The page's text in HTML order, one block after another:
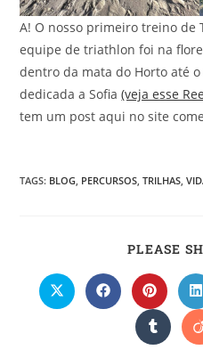
A! O nosso primeiro treino de
equipe de triathlon foi na
dentro da mata do Horto até
dedicada a Sofia(veja esse
tem um post aqui no site
TAGS: BLOG PERCURSOS TRILHAS
PLEASE